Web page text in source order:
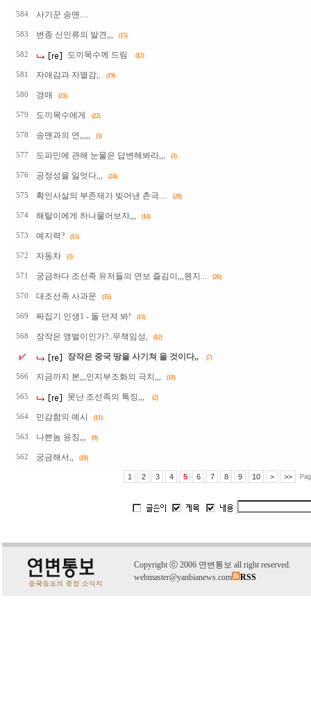
584 사기꾼 송맨....
583 변종 신인류의 발견,,, (15)
582 도끼목수께 드림 (12)
581 자애감과 자멸감,. (19)
580 경매 (21)
579 도끼목수에게 (22)
578 송맨과의 연,,,,, (3)
577 도파민에 관해 눈물은 답변해봐라,,, (3)
576 공정성을 잃엇다,,, (24)
575 확인사살의 부존재가 빚어낸 촌극.... (28)
574 해탈이에게 하나물어보자,,, (14)
573 예지력? (15)
572 자동차 (3)
571 궁금하다 조선족 유저들의 연보 즐김이,,,뭔지... (26)
570 대조선족 사과문 (35)
569 짜집기 인생1 - 돌 던져 봐! (13)
568 장작은 앵벌이인가?..무책임성, (12)
장작은 중국 땅을 사기쳐 올 것이다,, (7)
566 지금까지 본,,,인지부조화의 극치,,, (18)
565 못난 조선족의 특징,,, (2)
564 민감함의 예시 (11)
563 나쁜놈 응징,,, (9)
562 궁금해서,, (10)
1 2 3 4 5 6 7 8 9 10 > >>
Copyright ⓒ 2006 연변통보 all right reserved.
webmaster@yanbianews.com
RSS